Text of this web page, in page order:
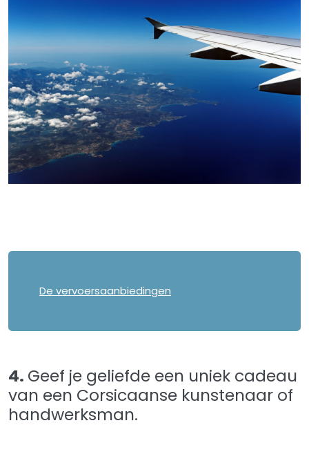
De vervoersaanbiedingen
4. Geef je geliefde een uniek cadeau
van een Corsicaanse kunstenaar of
handwerksman.